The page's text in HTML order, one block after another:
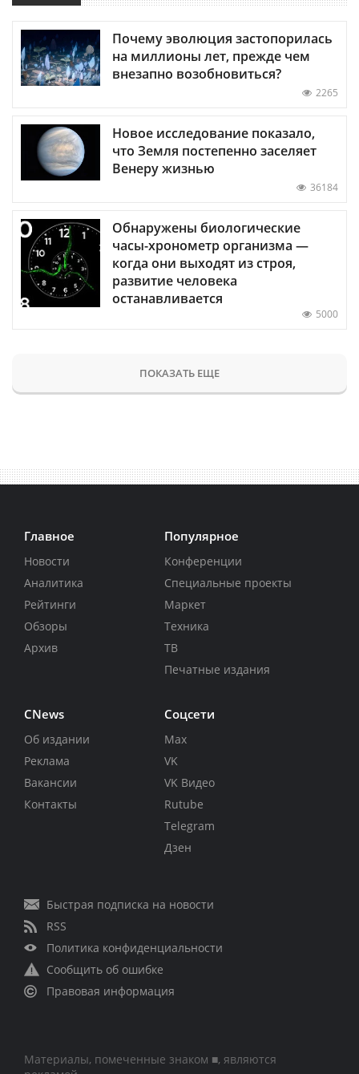
Почему эволюция застопорилась
на миллионы лет, прежде чем
внезапно возобновиться?
2265
Новое исследование показало,
что Земля постепенно заселяет
Венеру жизнью
36184
Обнаружены биологические
часы-хронометр организма —
когда они выходят из строя,
развитие человека
останавливается
5000
ПОКАЗАТЬ ЕЩЕ
Главное
Новости
Аналитика
Рейтинги
Обзоры
Архив
Популярное
Конференции
Специальные проекты
Маркет
Техника
ТВ
Печатные издания
CNews
Об издании
Реклама
Вакансии
Контакты
Соцсети
Max
VK
VK Видео
Rutube
Telegram
Дзен
Быстрая подписка на новости
RSS
Политика конфиденциальности
Сообщить об ошибке
Правовая информация
Материалы, помеченные знаком ■, являются